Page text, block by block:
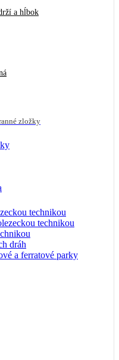
a hĺbok
zložky
technikou
technikou
dráh
a ferratové parky